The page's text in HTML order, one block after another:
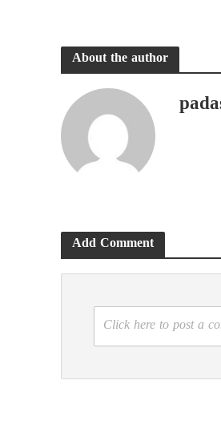
About the author
Add Comment
Click here to post a